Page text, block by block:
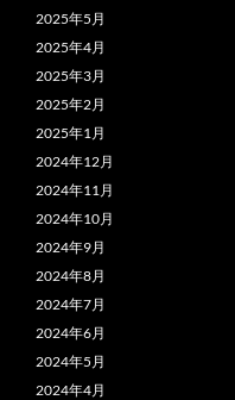
2025年5月
2025年4月
2025年3月
2025年2月
2025年1月
2024年12月
2024年11月
2024年10月
2024年9月
2024年8月
2024年7月
2024年6月
2024年5月
2024年4月